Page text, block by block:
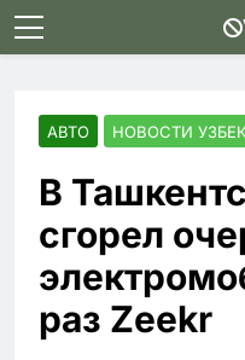
Skip
to
АВТО НОВОСТИ
В
сгорел
раз Zeekr